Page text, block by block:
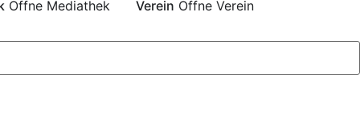
Öffne Mediathek Verein Öffne Verein